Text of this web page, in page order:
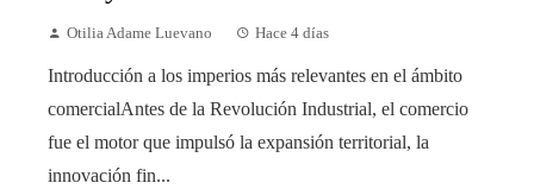
Otilia Adame Luevano Hace 4 días
Introducción a los imperios más relevantes en el ámbito
comercialAntes de la Revolución Industrial, el comercio
fue el motor que impulsó la expansión territorial, la
innovación fin...